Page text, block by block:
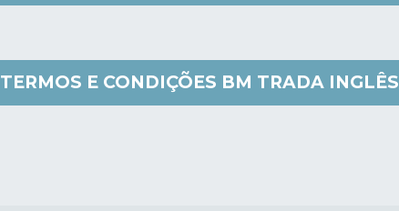
TERMOS E CONDIÇÕES BM TRADA INGLÊS